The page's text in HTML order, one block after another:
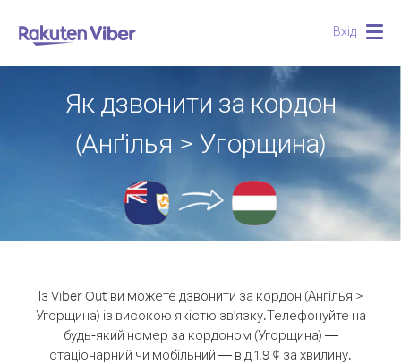
Вхід
Як дзвонити за кордон
(Анґілья > Угорщина)
Із Viber Out ви можете дзвонити за кордон (Анґілья >
Угорщина) із високою якістю зв'язку.Телефонуйте на
будь-який номер за кордоном (Угорщина) —
стаціонарний чи мобільний — від 1.9 ¢ за хвилину.